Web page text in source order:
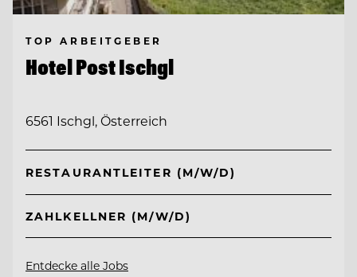
TOP ARBEITGEBER
Hotel Post Ischgl
6561 Ischgl, Österreich
RESTAURANTLEITER (M/W/D)
ZAHLKELLNER (M/W/D)
Entdecke alle Jobs